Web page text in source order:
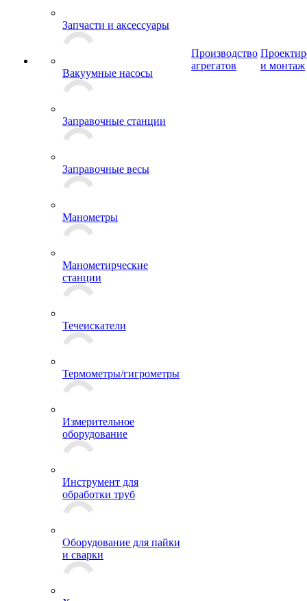
Запчасти и аксессуары
Вакуумные насосы
Заправочные станции
Заправочные весы
Манометры
Манометирческие
станции
Течеискатели
Термометры/гигрометры
Измерительное
оборудование
Инструмент для
обработки труб
Оборудование для пайки
и сварки
Производство
агрегатов
и монтаж